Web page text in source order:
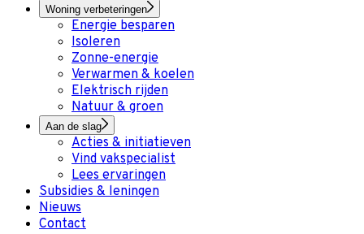
Woning verbeteringen
Energie besparen
Isoleren
Zonne-energie
Verwarmen & koelen
Elektrisch rijden
Natuur & groen
Aan de slag
Acties & initiatieven
Vind vakspecialist
Lees ervaringen
Subsidies & leningen
Nieuws
Contact